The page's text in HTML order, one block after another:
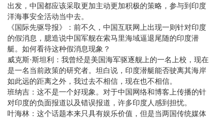
出发，中国都应该采取更加主动更加积极的策略，参与到印度
洋海事安全活动当中去。
《国际先驱导报》：前不久，中国互联网上出现一则针对印度
的假消息，臆造说中国军舰在索马里海域逼退尾随的印度潜
艇。如何看待这种假消息现象？
威克斯·斯坦利：我曾经是美国海军驱逐舰上的一名上校，现在
是一名当前政策的研究者。坦白说，印度潜艇能否驶离其海岸
如此远的距离之外，我过去不相信，现在也不相信。
班纳吉：这不是一个好现象。对于中国网络和博客上传播的针
对印度的负面报道以及错误报道，许多印度人感到担忧。
叶海林：这个话题本来只具有娱乐价值，但是当两国传统媒体